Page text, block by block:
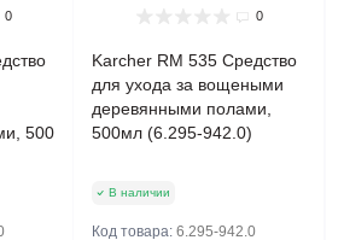
0
500
0
Karcher RM 535 Средство
для ухода за вощеными
деревянными полами,
500мл (6.295-942.0)
В наличии
Код товара: 6.295-942.0